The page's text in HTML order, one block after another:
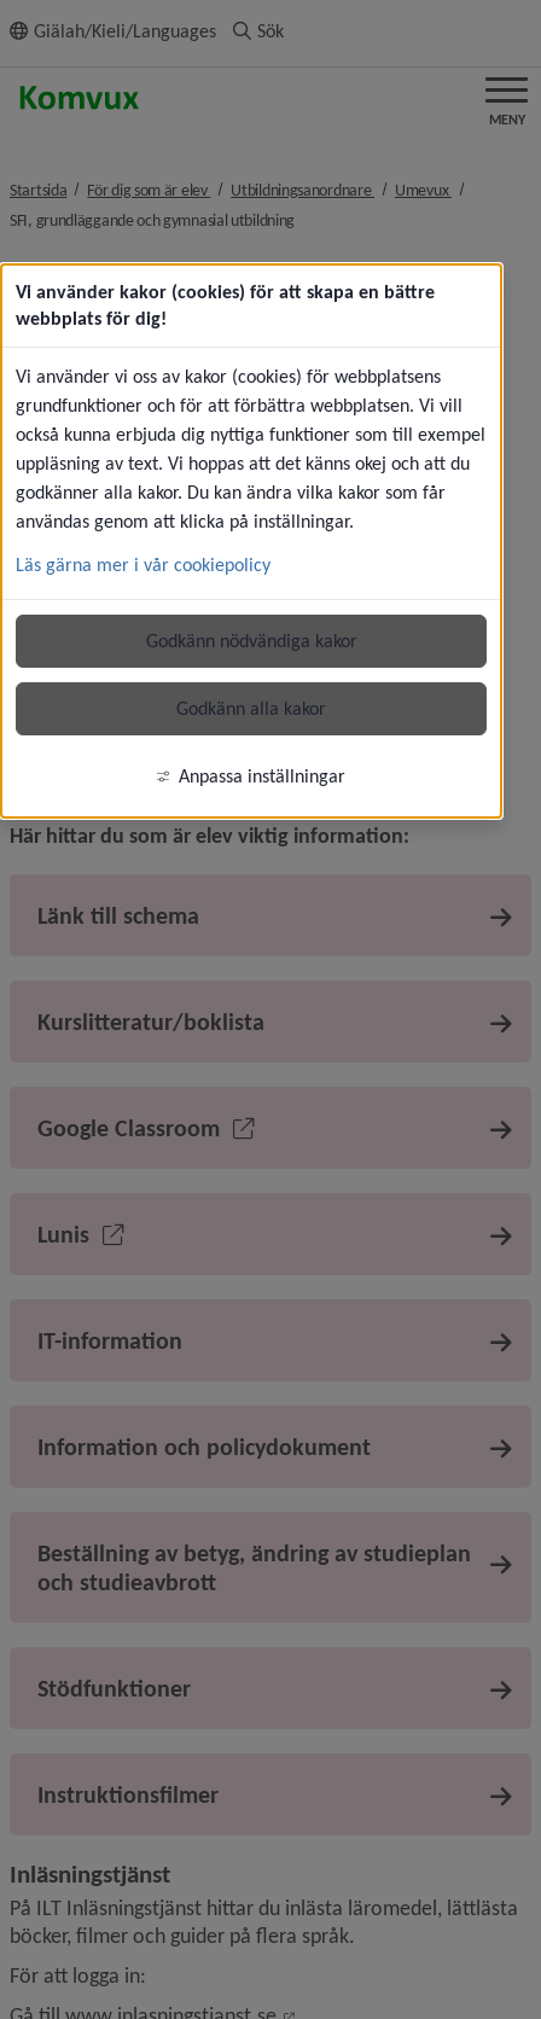
innehållet
Giälah/Kieli/Languages Sök
MENY
Startsida För dig som är elev nivå i brödsmulenavigeringen
Utbildningsanordnare nivå i
Umevux nivå i
SFI, grundläggande och gymnasial utbildningnivå i brödsmulenavigeringen
SFI, grundläggande och
gymnasial utbildning
Besök oss i
Vuxenutbildningens hus
Vid entrén finns vår
Information, där hjälper vi dig
med din ansökan eller om du
har frågor gällande studier.
Välkommen till Mossvägen 1.
Öppettider och
kontaktuppgifter
Post
Umevux, mottagarens namn,
Här hittar du som är elev viktig information:
Länk till schema
Kurslitteratur/boklista
Google Classroom
Lunis
IT-information
Information och policydokument
Beställning av betyg, ändring av studieplan
och studieavbrott
Stödfunktioner
Instruktionsfilmer
Inläsningstjänst
På ILT Inläsningstjänst hittar du inlästa läromedel, lättlästa
böcker, filmer och guider på flera språk.
För att logga in:
Vi använder kakor (cookies) för att skapa en bättre
webbplats för dig!
Vi använder vi oss av kakor (cookies) för webbplatsens
grundfunktioner och för att förbättra webbplatsen. Vi vill
också kunna erbjuda dig nyttiga funktioner som till exempel
uppläsning av text. Vi hoppas att det känns okej och att du
godkänner alla kakor. Du kan ändra vilka kakor som får
användas genom att klicka på inställningar.
Läs gärna mer i vår cookiepolicy
Godkänn nödvändiga kakor
Godkänn alla kakor
Anpassa inställningar